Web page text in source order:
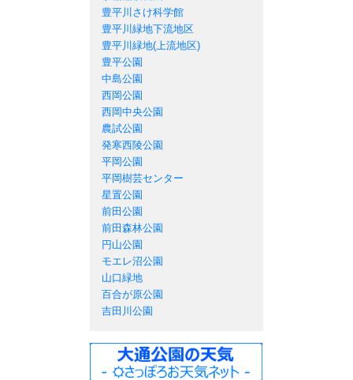
豊平川さけ科学館
豊平川緑地下流地区
豊平川緑地(上流地区)
豊平公園
中島公園
西岡公園
西岡中央公園
農試公園
発寒西陵公園
平岡公園
平岡樹芸センター
星置公園
前田公園
前田森林公園
円山公園
モエレ沼公園
山口緑地
百合が原公園
吉田川公園